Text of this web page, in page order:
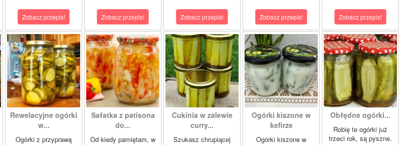
Zobacz przepis! Zobacz przepis! Zobacz przepis! Zobacz przepis! Zobacz przepis!
Rewelacyjne ogórki
w...
Ogórki z przyprawą
Sałatka z patisona
do...
Od kiedy pamiętam, w
Cukinia w zalewie
curry...
Szukasz chrupiącej
Ogórki kiszone w
kefirze
Ogórki kiszone w
Obłędne ogórki...
Robię te ogórki już
trzeci rok, są pyszne.